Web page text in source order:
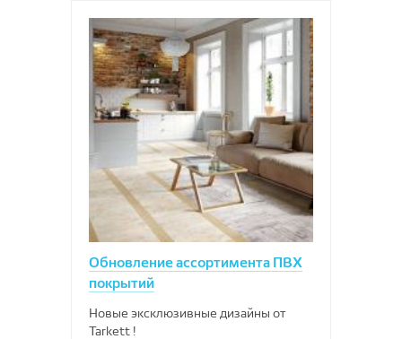
Обновление ассортимента ПВХ
покрытий
Новые эксклюзивные дизайны от
Tarkett !